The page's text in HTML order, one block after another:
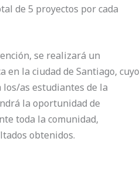
de 5 proyectos por cada
se realizará un
en la ciudad de Santiago, cuyo
as estudiantes de la
la oportunidad de
toda la comunidad,
obtenidos.